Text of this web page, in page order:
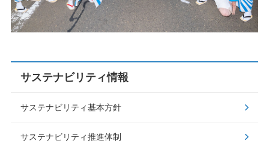
サステナビリティ情報
サステナビリティ基本方針
サステナビリティ推進体制